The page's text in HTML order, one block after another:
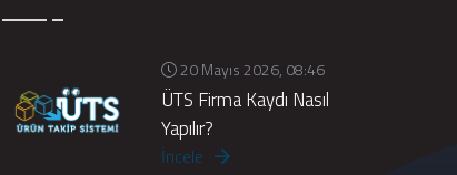
20 Mayıs 2026, 08:46
ÜTS Firma Kaydı Nasıl
Yapılır?
İncele